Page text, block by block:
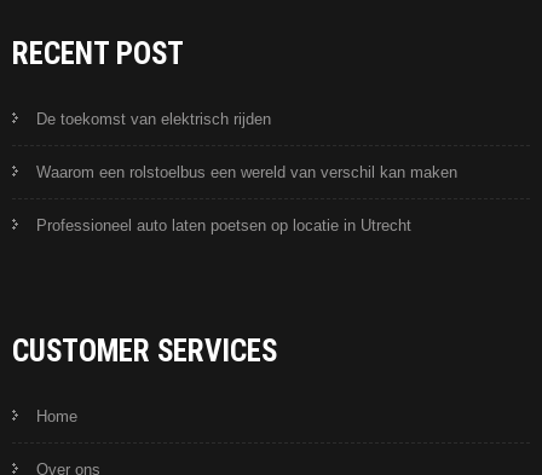
RECENT POST
De toekomst van elektrisch rijden
Waarom een rolstoelbus een wereld van verschil kan maken
Professioneel auto laten poetsen op locatie in Utrecht
CUSTOMER SERVICES
Home
Over ons